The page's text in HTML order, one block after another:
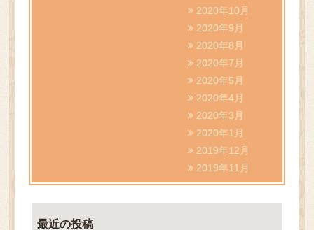
2020年10月
2020年9月
2020年8月
2020年7月
2020年5月
2020年4月
2020年3月
2020年1月
2019年12月
2019年11月
最近の投稿